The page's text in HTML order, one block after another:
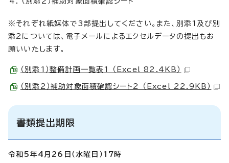
※それぞれ紙媒体で3部提出してください。また、別添1及び別
添2については、電子メールによるエクセルデータの提出もお
願いいたします。
（別添1）整備計画一覧表1 （Excel 82.4KB）
（別添2）補助対象面積確認シート2 （Excel 22.9KB）
書類提出期限
令和5年4月26日（水曜日）17時